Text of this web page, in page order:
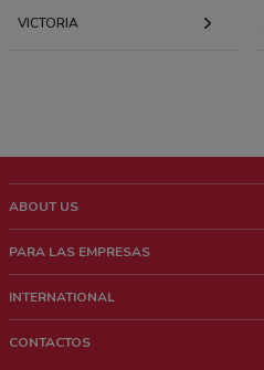
VICTORIA
ABOUT US
¿Quiénes Somos?
Trabaja con nosotros
PARA LAS EMPRESAS
Contacto comercial
INTERNATIONAL
CONTACTOS